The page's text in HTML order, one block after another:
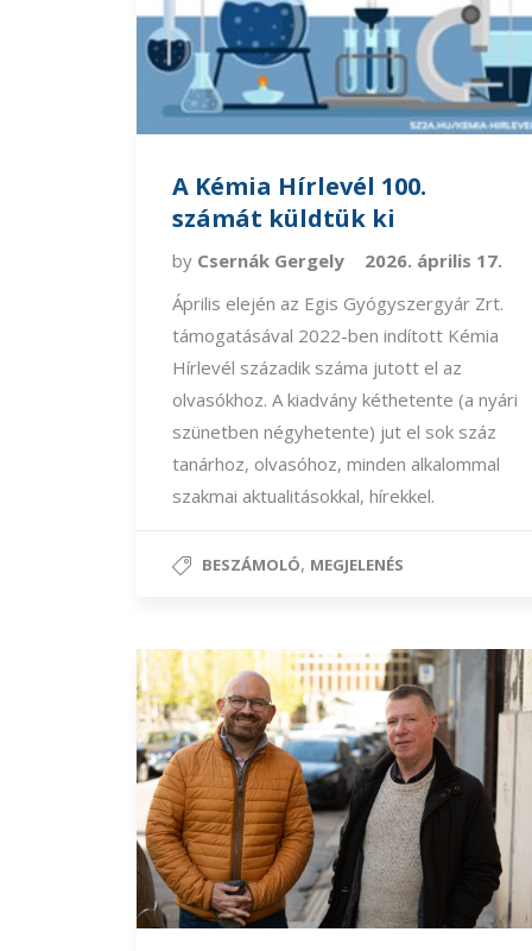
A Kémia Hírlevél 100.
számát küldtük ki
by Csernák Gergely
2026. április 17.
Április elején az Egis Gyógyszergyár Zrt.
támogatásával 2022-ben indított Kémia
Hírlevél századik száma jutott el az
olvasókhoz. A kiadvány kéthetente (a nyári
szünetben négyhetente) jut el sok száz
tanárhoz, olvasóhoz, minden alkalommal
szakmai aktualitásokkal, hírekkel.
BESZÁMOLÓ, MEGJELENÉS